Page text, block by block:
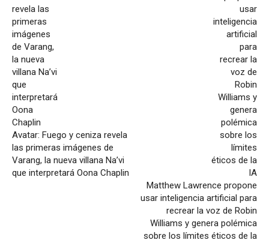
Avatar: Fuego y ceniza revela
las primeras imágenes de
Varang, la nueva villana Na’vi
que interpretará Oona Chaplin
Matthew Lawrence propone
usar inteligencia artificial para
recrear la voz de Robin
Williams y genera polémica
sobre los límites éticos de la